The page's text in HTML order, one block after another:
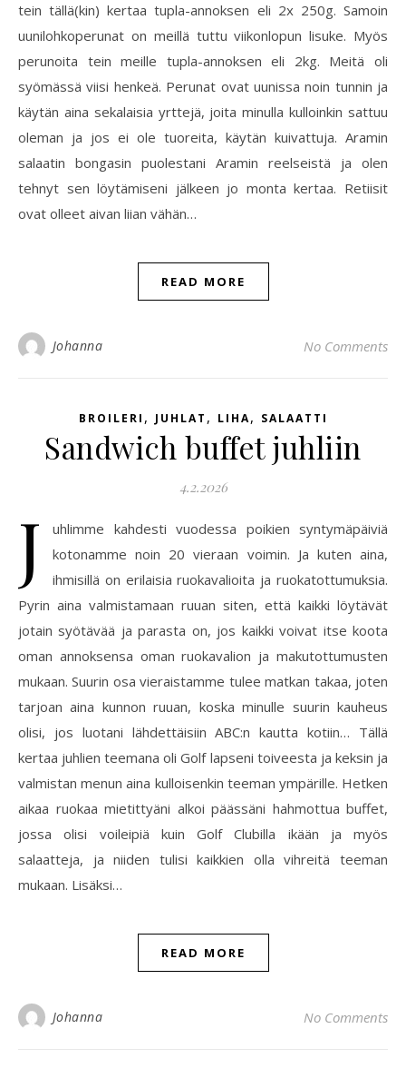
tein tällä(kin) kertaa tupla-annoksen eli 2x 250g. Samoin
uunilohkoperunat on meillä tuttu viikonlopun lisuke. Myös
perunoita tein meille tupla-annoksen eli 2kg. Meitä oli
syömässä viisi henkeä. Perunat ovat uunissa noin tunnin ja
käytän aina sekalaisia yrttejä, joita minulla kulloinkin sattuu
oleman ja jos ei ole tuoreita, käytän kuivattuja. Aramin
salaatin bongasin puolestani Aramin reelseistä ja olen
tehnyt sen löytämiseni jälkeen jo monta kertaa. Retiisit
ovat olleet aivan liian vähän…
READ MORE
Johanna No Comments
BROILERI , JUHLAT , LIHA, SALAATTI
Sandwich buffet juhliin
4.2.2026
J
uhlimme kahdesti vuodessa poikien syntymäpäiviä
kotonamme noin 20 vieraan voimin. Ja kuten aina,
ihmisillä on erilaisia ruokavalioita ja ruokatottumuksia.
Pyrin aina valmistamaan ruuan siten, että kaikki löytävät
jotain syötävää ja parasta on, jos kaikki voivat itse koota
oman annoksensa oman ruokavalion ja makutottumusten
mukaan. Suurin osa vieraistamme tulee matkan takaa, joten
tarjoan aina kunnon ruuan, koska minulle suurin kauheus
olisi, jos luotani lähdettäisiin ABC:n kautta kotiin… Tällä
kertaa juhlien teemana oli Golf lapseni toiveesta ja keksin ja
valmistan menun aina kulloisenkin teeman ympärille. Hetken
aikaa ruokaa mietittyäni alkoi päässäni hahmottua buffet,
jossa olisi voileipiä kuin Golf Clubilla ikään ja myös
salaatteja, ja niiden tulisi kaikkien olla vihreitä teeman
mukaan. Lisäksi…
READ MORE
Johanna No Comments